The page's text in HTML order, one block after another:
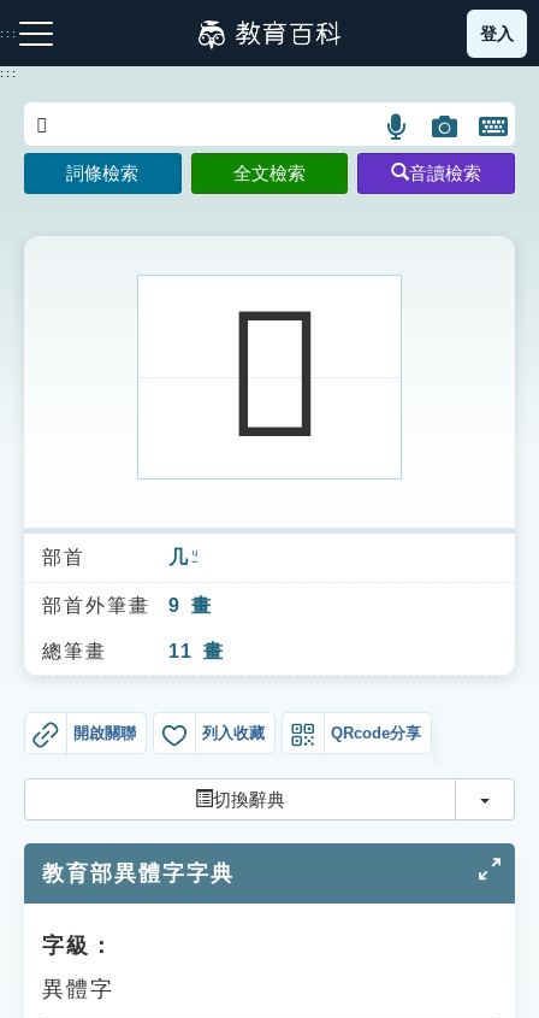
到
主
:::
注音索引圖示 筆畫索引圖示 部首索引表圖示
索引選單
知識索引
單字索引
貓頭鷹博士
登入
:::
語
言
搜
示
圖
片
搜
開
鍵
圖
詞條檢索 全文檢索 音讀檢索
𠙚
部首 几ㄐㄧ
部首外筆畫 9 畫
總筆畫 11 畫
開啟關聯 列入收藏 QRcode分享
切換辭典 切換
教育部異體字字典
字級：
異體字